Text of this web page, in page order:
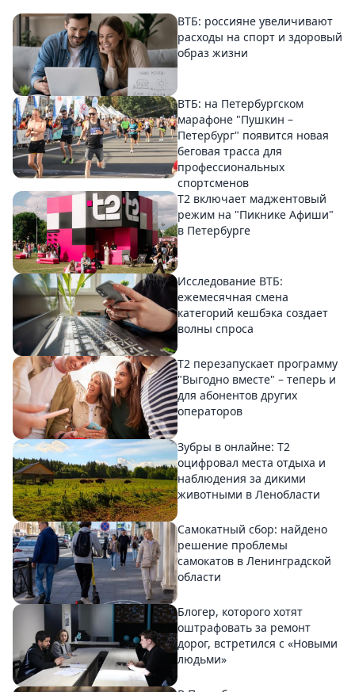
ВТБ: россияне увеличивают
расходы на спорт и здоровый
образ жизни
ВТБ: на Петербургском
марафоне "Пушкин –
Петербург" появится новая
беговая трасса для
профессиональных
спортсменов
Т2 включает маджентовый
режим на "Пикнике Афиши"
в Петербурге
Исследование ВТБ:
ежемесячная смена
категорий кешбэка создает
волны спроса
Т2 перезапускает программу
"Выгодно вместе" – теперь и
для абонентов других
операторов
Зубры в онлайне: Т2
оцифровал места отдыха и
наблюдения за дикими
животными в Ленобласти
Самокатный сбор: найдено
решение проблемы
самокатов в Ленинградской
области
Блогер, которого хотят
оштрафовать за ремонт
дорог, встретился с «Новыми
людьми»